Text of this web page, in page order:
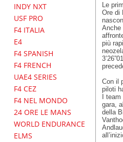
INDY NXT
USF PRO
F4 ITALIA
E4
F4 SPANISH
F4 FRENCH
UAE4 SERIES
F4 CEZ
F4 NEL MONDO
24 ORE LE MANS
WORLD ENDURANCE
ELMS
Le
Ore di
Anche
più
Con il
piloti
I team
gara,
della